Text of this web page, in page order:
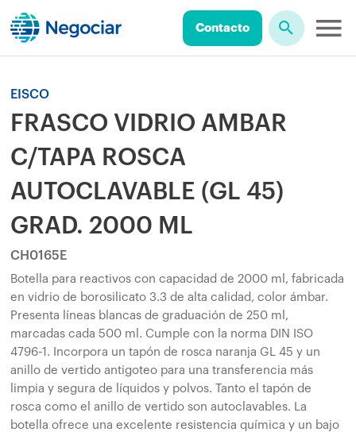
Contacto
EISCO
FRASCO VIDRIO AMBAR
C/TAPA ROSCA
AUTOCLAVABLE (GL 45)
GRAD. 2000 ML
CH0165E
Botella para reactivos con capacidad de 2000 ml, fabricada
en vidrio de borosilicato 3.3 de alta calidad, color ámbar.
Presenta líneas blancas de graduación de 250 ml,
marcadas cada 500 ml. Cumple con la norma DIN ISO
4796-1. Incorpora un tapón de rosca naranja GL 45 y un
anillo de vertido antigoteo para una transferencia más
limpia y segura de líquidos y polvos. Tanto el tapón de
rosca como el anillo de vertido son autoclavables. La
botella ofrece una excelente resistencia química y un bajo